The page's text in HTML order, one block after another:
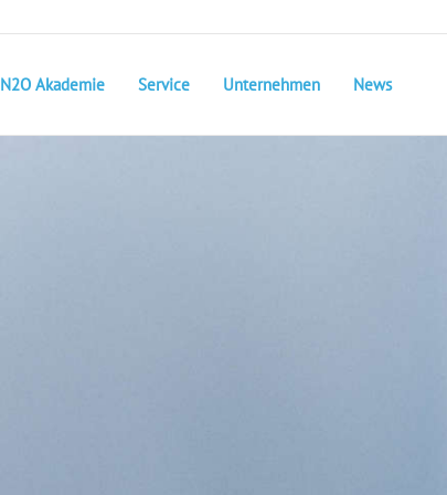
N2O Akademie Service Unternehmen News